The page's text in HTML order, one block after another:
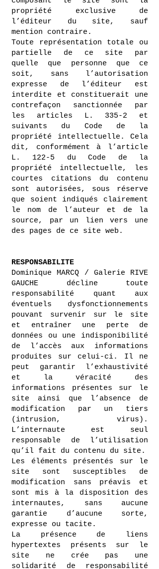
propriété exclusive de
l’éditeur du site, sauf
mention contraire.
Toute représentation totale ou
partielle de ce site par
quelle que personne que ce
soit, sans l’autorisation
expresse de l’éditeur est
interdite et constituerait une
contrefaçon sanctionnée par
les articles L. 335-2 et
suivants du Code de la
propriété intellectuelle. Cela
dit, conformément à l’article
L. 122-5 du Code de la
propriété intellectuelle, les
courtes citations du contenu
sont autorisées, sous réserve
que soient indiqués clairement
le nom de l’auteur et de la
source, par un lien vers une
des pages de ce site web.​​
RESPONSABILITE
Dominique MARCQ / Galerie RIVE
GAUCHE décline toute
responsabilité quant aux
éventuels dysfonctionnements
pouvant survenir sur le site
et entraîner une perte de
données ou une indisponibilité
de l’accès aux informations
produites sur celui-ci. Il ne
peut garantir l’exhaustivité
et la véracité des
informations présentes sur le
site ainsi que l’absence de
modification par un tiers
(intrusion, virus).
L’internaute est seul
responsable de l’utilisation
qu’il fait du contenu du site.
Les éléments présentés sur le
site sont susceptibles de
modification sans préavis et
sont mis à la disposition des
internautes, sans aucune
garantie d’aucune sorte,
expresse ou tacite.
La présence de liens
hypertextes présents sur le
site ne crée pas une
solidarité de responsabilité